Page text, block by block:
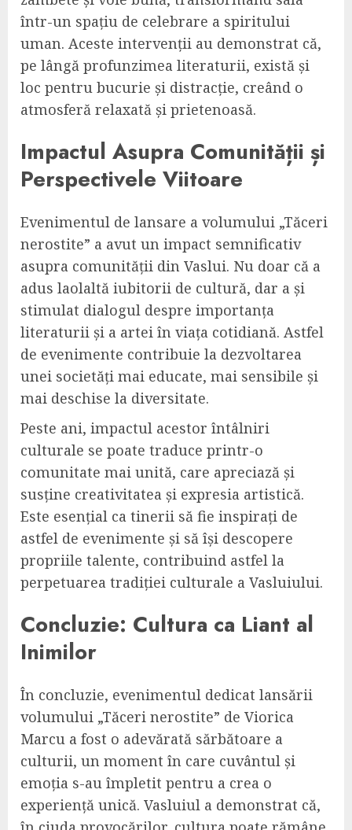
într-un spațiu de celebrare a spiritului
uman. Aceste intervenții au demonstrat că,
pe lângă profunzimea literaturii, există și
loc pentru bucurie și distracție, creând o
atmosferă relaxată și prietenoasă.
Impactul Asupra Comunității și
Perspectivele Viitoare
Evenimentul de lansare a volumului „Tăceri
nerostite” a avut un impact semnificativ
asupra comunității din Vaslui. Nu doar că a
adus laolaltă iubitorii de cultură, dar a și
stimulat dialogul despre importanța
literaturii și a artei în viața cotidiană. Astfel
de evenimente contribuie la dezvoltarea
unei societăți mai educate, mai sensibile și
mai deschise la diversitate.
Peste ani, impactul acestor întâlniri
culturale se poate traduce printr-o
comunitate mai unită, care apreciază și
susține creativitatea și expresia artistică.
Este esențial ca tinerii să fie inspirați de
astfel de evenimente și să își descopere
propriile talente, contribuind astfel la
perpetuarea tradiției culturale a Vasluiului.
Concluzie: Cultura ca Liant al
Inimilor
În concluzie, evenimentul dedicat lansării
volumului „Tăceri nerostite” de Viorica
Marcu a fost o adevărată sărbătoare a
culturii, un moment în care cuvântul și
emoția s-au împletit pentru a crea o
experiență unică. Vasluiul a demonstrat că,